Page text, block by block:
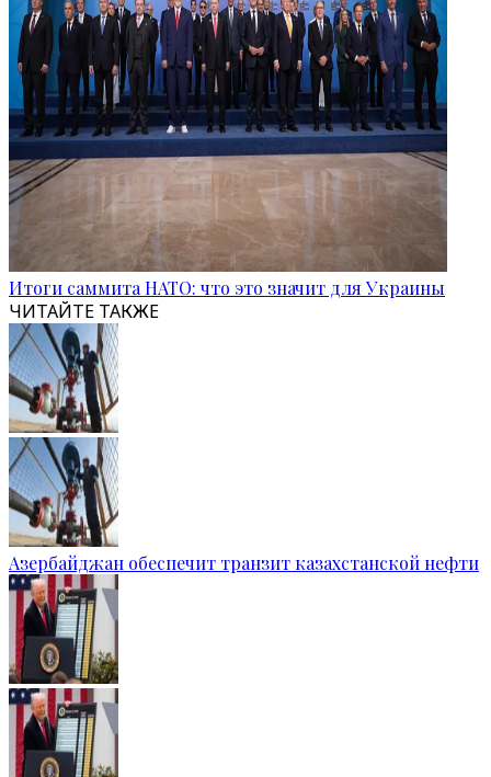
Итоги саммита НАТО: что это значит для Украины
ЧИТАЙТЕ ТАКЖЕ
Азербайджан обеспечит транзит казахстанской нефти